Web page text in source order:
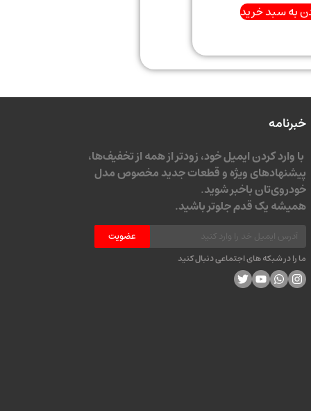
به سبد خرید
خبرنامه
با وارد کردن ایمیل خود، زودتر از همه از تخفیف‌ها،
پیشنهادهای ویژه و قطعات جدید مخصوص مدل
خودروی‌تان باخبر شوید.
همیشه یک قدم جلوتر باشید.
عضویت
ما را در شبکه های اجتماعی دنبال کنید